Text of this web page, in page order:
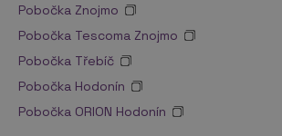
Pobočka Znojmo
Pobočka Tescoma Znojmo
Pobočka Třebíč
Pobočka Hodonín
Pobočka ORION Hodonín